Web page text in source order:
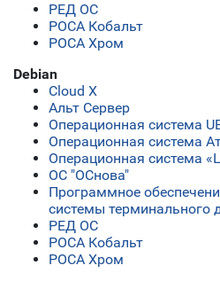
РЕД ОС
РОСА Кобальт
РОСА Хром
Debian
Cloud X
Альт Сервер
Операционная система
Операционная система
Операционная система
ОС "ОСнова"
Программное
системы терминального
РЕД ОС
РОСА Кобальт
РОСА Хром